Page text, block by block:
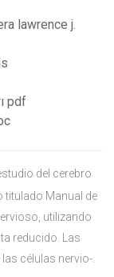
lawrence j.
pdf
del cerebro
titulado Manual de
utilizando
reducido. Las
células nervio-.